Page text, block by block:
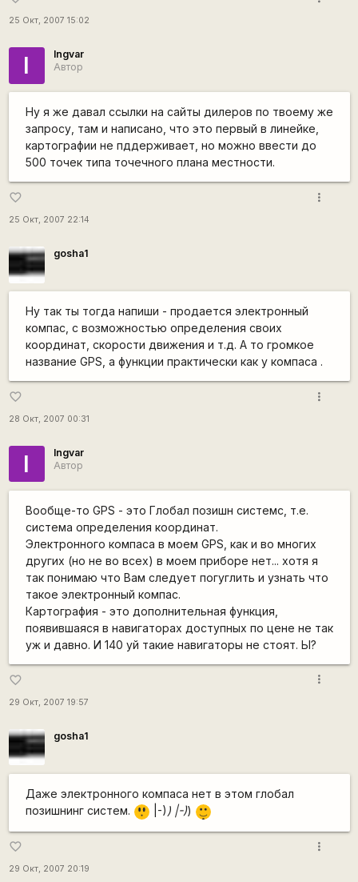
25 Окт, 2007 15:02
I
Ingvar
Автор
Ну я же давал ссылки на сайты дилеров по твоему же
запросу, там и написано, что это первый в линейке,
картографии не пддерживает, но можно ввести до
500 точек типа точечного плана местности.
favorite_border
25 Окт, 2007 22:14
more_vert
gosha1
Ну так ты тогда напиши - продается электронный
компас, с возможностью определения своих
координат, скорости движения и т.д. А то громкое
название GPS, а функции практически как у компаса .
favorite_border
28 Окт, 2007 00:31
more_vert
I
Ingvar
Автор
Вообще-то GPS - это Глобал позишн системс, т.е.
система определения координат.
Электронного компаса в моем GPS, как и во многих
других (но не во всех) в моем приборе нет... хотя я
так понимаю что Вам следует погуглить и узнать что
такое электронный компас.
Картография - это дополнительная функция,
появившаяся в навигаторах доступных по цене не так
уж и давно. И 140 уй такие навигаторы не стоят. Ы?
favorite_border
29 Окт, 2007 19:57
more_vert
gosha1
Даже электронного компаса нет в этом глобал
позишнинг систем.
=8
O
|-) ) |-))
|-)
_)
favorite_border
29 Окт, 2007 20:19
more_vert